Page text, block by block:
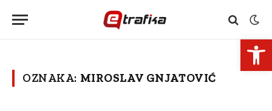
OZNAKA: MIROSLAV GNJATOVIĆ